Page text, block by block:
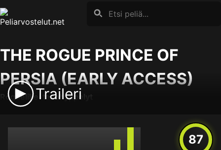
Skip
to
THE ROGUE PRINCE OF
PERSIA (EARLY ACCESS)
Roguelike-tasohyppelyt
Traileri
87